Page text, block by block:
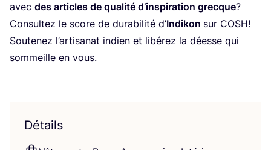
avec des articles de qua­li­té d’ins­pi­ra­tion grecque?
Consul­tez le score de dura­bi­li­té d’Indi­kon sur COSH!
Sou­te­nez l’ar­ti­sa­nat indien et libé­rez la déesse qui
som­meille en vous.
Détails